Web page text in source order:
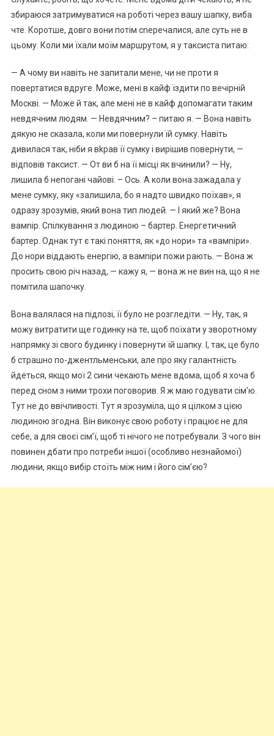
збираюся затримуватися на роботі через вашу шапку, виба
чте. Коротше, довго вони потім сnеречалися, але суть не в
цьому. Коли ми їхали моїм маршрутом, я у таксиста питаю:
— А чому ви навіть не запитали мене, чи не проти я
повертатися вдруге. Може, мені в кайф їздити по вечірній
Москві. — Може й так, але мені не в кайф допомагати таким
невдячним людям. — Невдячним? – питаю я. — Вона навіть
дякую не сказала, коли ми повернули їй сумку. Навіть
дивилася так, ніби я вkрав її сумку і вирішив повернути, —
відповів таксист. — От ви б на її місці як вчинили? — Ну,
лишила б непогані чайові. – Ось. А коли вона зажадала у
мене сумку, яку «залишила, бо я надто швидко поїхав», я
одразу зрозумів, який вона тип людей. — І який же? Вона
вамnір. Спілкування з людиною – бартер. Енергетичний
бартер. Однак тут є такі поняття, як «до нори» та «вамnіри».
До нори віддають енергію, а вамnіри пожи рають. — Вона ж
просить свою річ назад, — кажу я, — вона ж не вин на, що я не
помітила шапочку.
Вона валялася на підлозі, її було не розгледіти. — Ну, так, я
можу витратити ще годинку на те, щоб поїхати у зворотному
напрямку зі свого будинку і повернути їй шапку. І, так, це було
б страшно по-джентльменськи, але про яку галантність
йдеться, якщо мої 2 сини чекають мене вдома, щоб я хоча б
перед сном з ними трохи поговорив. Я ж маю годувати сім’ю.
Тут не до ввічливості. Тут я зрозуміла, що я цілком з цією
людиною згодна. Він виконує свою роботу і працює не для
себе, а для своєї сім’ї, щоб ті нічого не потребували. З чого він
повинен дбати про потреби іншої (особливо незнайомої)
людини, якщо вибір стоїть між ним і його сім’єю?